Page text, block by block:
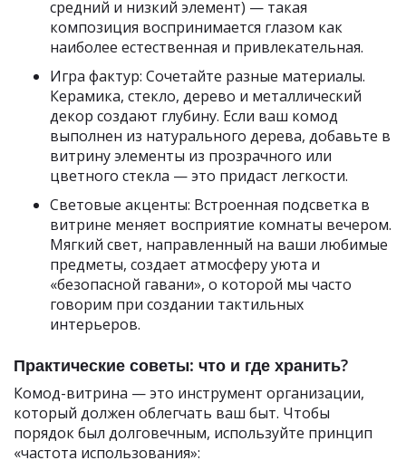
средний и низкий элемент) — такая
композиция воспринимается глазом как
наиболее естественная и привлекательная.
Игра фактур: Сочетайте разные материалы.
Керамика, стекло, дерево и металлический
декор создают глубину. Если ваш комод
выполнен из натурального дерева, добавьте в
витрину элементы из прозрачного или
цветного стекла — это придаст легкости.
Световые акценты: Встроенная подсветка в
витрине меняет восприятие комнаты вечером.
Мягкий свет, направленный на ваши любимые
предметы, создает атмосферу уюта и
«безопасной гавани», о которой мы часто
говорим при создании тактильных
интерьеров.
Практические советы: что и где хранить?
Комод-витрина — это инструмент организации,
который должен облегчать ваш быт. Чтобы
порядок был долговечным, используйте принцип
«частота использования»: